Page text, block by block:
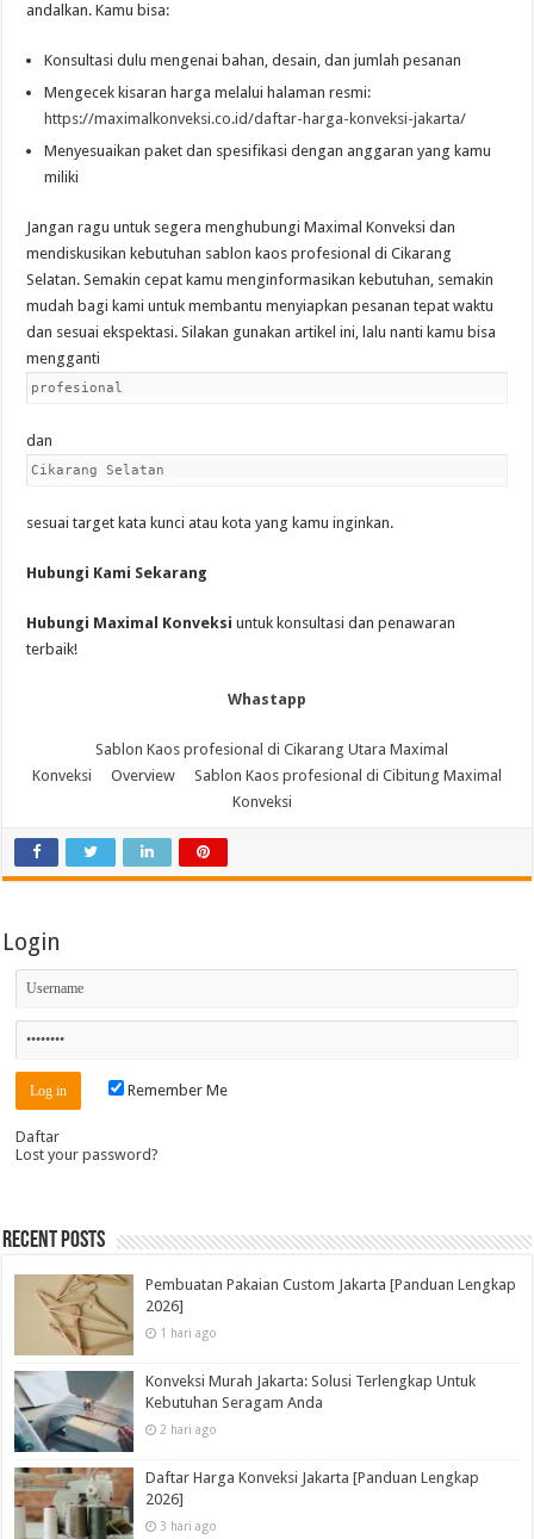
andalkan. Kamu bisa:
Konsultasi dulu mengenai bahan, desain, dan jumlah pesanan
Mengecek kisaran harga melalui halaman resmi:
https://maximalkonveksi.co.id/daftar-harga-konveksi-jakarta/
Menyesuaikan paket dan spesifikasi dengan anggaran yang kamu
miliki
Jangan ragu untuk segera menghubungi Maximal Konveksi dan
mendiskusikan kebutuhan sablon kaos profesional di Cikarang
Selatan. Semakin cepat kamu menginformasikan kebutuhan, semakin
mudah bagi kami untuk membantu menyiapkan pesanan tepat waktu
dan sesuai ekspektasi. Silakan gunakan artikel ini, lalu nanti kamu bisa
mengganti
profesional
dan
Cikarang Selatan
sesuai target kata kunci atau kota yang kamu inginkan.
Hubungi Kami Sekarang
Hubungi Maximal Konveksi untuk konsultasi dan penawaran
terbaik!
Whastapp
Sablon Kaos profesional di Cikarang Utara Maximal
Konveksi
Overview
Sablon Kaos profesional di Cibitung Maximal
Konveksi
Login
Remember Me
Daftar
Lost your password?
Recent Posts
Pembuatan Pakaian Custom Jakarta [Panduan Lengkap
2026]
1 hari ago
Konveksi Murah Jakarta: Solusi Terlengkap Untuk
Kebutuhan Seragam Anda
2 hari ago
Daftar Harga Konveksi Jakarta [Panduan Lengkap
2026]
3 hari ago